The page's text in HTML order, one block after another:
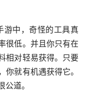
游中，奇怪的工具真
很低。并且你只有在
相对轻易获得。只要
就有机遇获得它。
道。